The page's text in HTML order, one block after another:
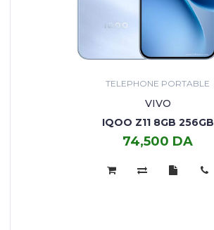
TELEPHONE PORTABLE
VIVO
IQOO Z11 8GB 256GB
74,500 DA